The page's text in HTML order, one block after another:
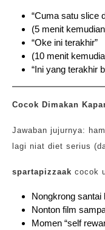
“Cuma satu slice
(5 menit
“Oke ini terakhir”
(10 menit
“Ini yang terakhir
Cocok Dimakan
Jawaban jujurnya:
lagi niat diet serius
spartapizzaak cocok
Nongkrong santai
Nonton film
Momen “self